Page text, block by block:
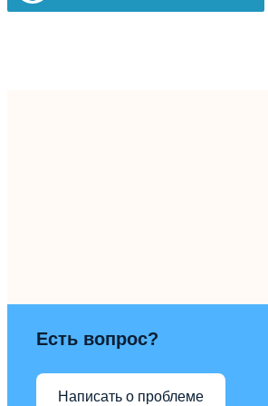
Есть вопрос?
Написать о проблеме